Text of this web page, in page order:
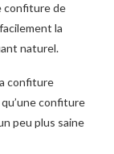
confiture de
la
naturel.
confiture
confiture
peu plus saine